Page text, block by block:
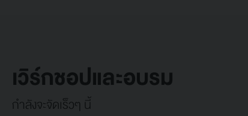
เวิร์กชอปและอบรม
กำลังจะจัดเร็วๆ นี้